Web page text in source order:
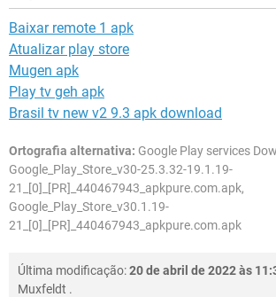
Baixar remote 1 apk
Atualizar play store
Mugen apk
Play tv geh apk
Brasil tv new v2 9.3 apk download
Ortografia alternativa: Google Play services
Google_Play_Store_v30-25.3.32-19.1.19-
21_[0]_[PR]_440467943_apkpure.com.apk,
Google_Play_Store_v30.1.19-
21_[0]_[PR]_440467943_apkpure.com.apk
Última modificação:20 de abril de 2022 às
Muxfeldt .